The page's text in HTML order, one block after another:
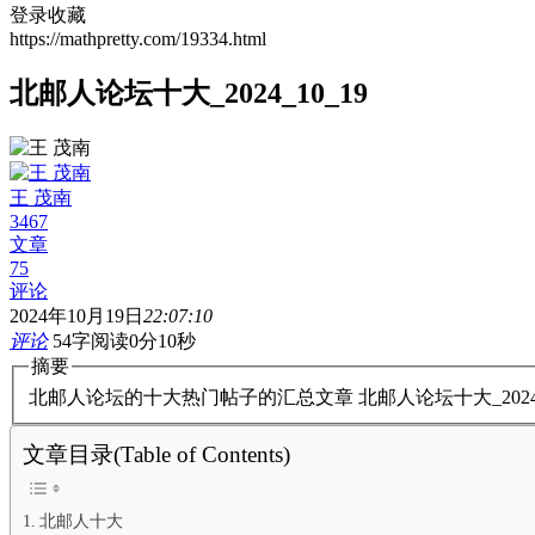
登录收藏
https://mathpretty.com/19334.html
北邮人论坛十大_2024_10_19
王 茂南
3467
文章
75
评论
2024年10月19日 22:07:10
评论 54字阅读0分10秒
摘要
北邮人论坛的十大热门帖子的汇总文章 北邮人论坛十大
文章目录(Table of Contents)
北邮人十大